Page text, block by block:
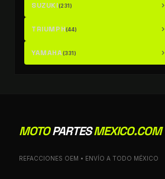
SUZUKI(231) chevron_right
TRIUMPH(44) chevron_right
YAMAHA(331) chevron_right
MOTOPARTESMEXICO.COM
REFACCIONES OEM • ENVÍO A TODO MÉXICO